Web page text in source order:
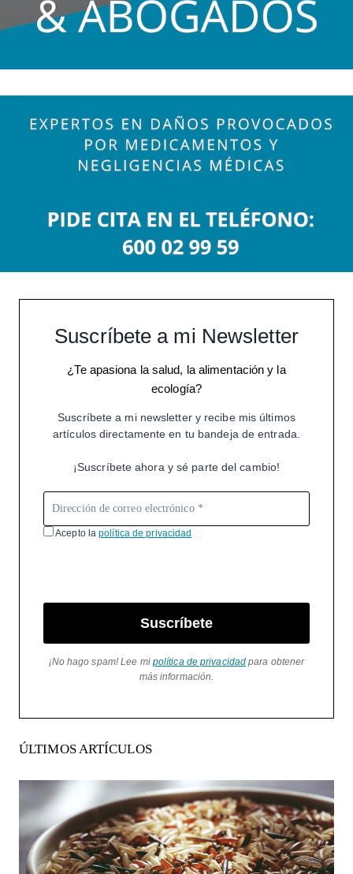
Suscríbete a mi Newsletter
¿Te apasiona la salud, la alimentación y la
ecología?
Suscríbete a mi newsletter y recibe mis últimos
artículos directamente en tu bandeja de entrada.
¡Suscríbete ahora y sé parte del cambio!
Acepto lapolítica de privacidad
Suscríbete
¡No hago spam! Lee mi política de privacidad para obtener
más información.
ÚLTIMOS ARTÍCULOS